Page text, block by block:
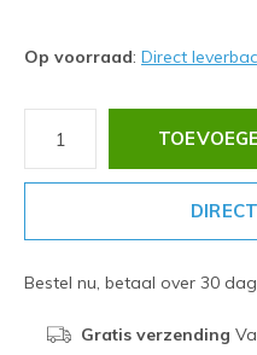
Op voorraad: Direct
Bestel nu, betaal over 30
Gratis verzending